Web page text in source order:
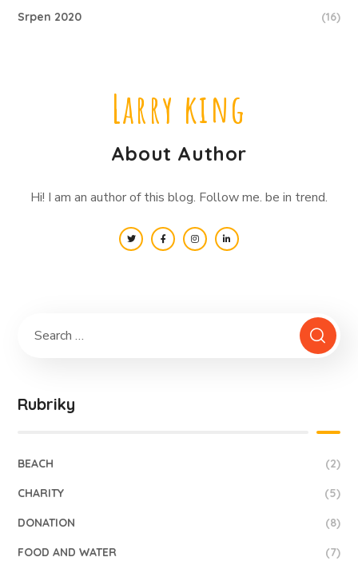
Srpen 2020 (16)
Larry king
About Author
Hi! I am an author of this blog. Follow me. be in trend.
Rubriky
BEACH (2)
CHARITY (5)
DONATION (8)
FOOD AND WATER (7)